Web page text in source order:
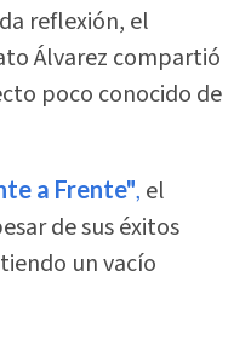
reflexión, el
Álvarez compartió
poco conocido de
a Frente", el
de sus éxitos
un vacío